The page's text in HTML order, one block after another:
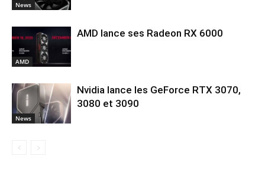
News
AMD
AMD lance ses Radeon RX 6000
News
Nvidia lance les GeForce RTX 3070,
3080 et 3090